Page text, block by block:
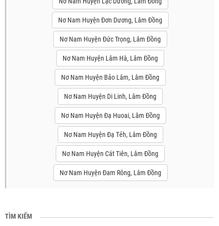
Nơ Nam Huyện Đơn Dương, Lâm Đồng
Nơ Nam Huyện Đức Trọng, Lâm Đồng
Nơ Nam Huyện Lâm Hà, Lâm Đồng
Nơ Nam Huyện Bảo Lâm, Lâm Đồng
Nơ Nam Huyện Di Linh, Lâm Đồng
Nơ Nam Huyện Đạ Huoai, Lâm Đồng
Nơ Nam Huyện Đạ Tẻh, Lâm Đồng
Nơ Nam Huyện Cát Tiên, Lâm Đồng
Nơ Nam Huyện Đam Rông, Lâm Đồng
TÌM KIẾM